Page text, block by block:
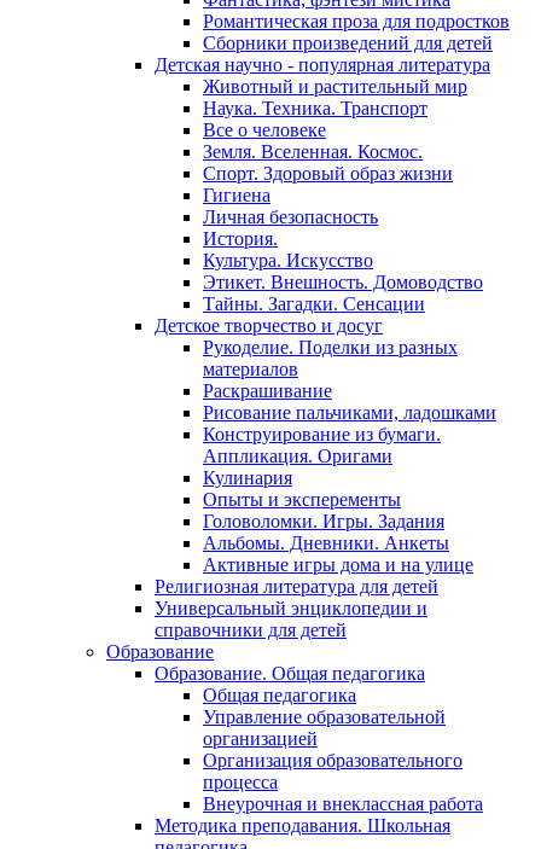
Романтическая проза для подростков
Сборники произведений для детей
Детская научно - популярная литература
Животный и растительный мир
Наука. Техника. Транспорт
Все о человеке
Земля. Вселенная. Космос.
Спорт. Здоровый образ жизни
Гигиена
Личная безопасность
История.
Культура. Искусство
Этикет. Внешность. Домоводство
Тайны. Загадки. Сенсации
Детское творчество и досуг
Рукоделие. Поделки из разных
материалов
Раскрашивание
Рисование пальчиками, ладошками
Конструирование из бумаги.
Аппликация. Оригами
Кулинария
Опыты и эксперементы
Головоломки. Игры. Задания
Альбомы. Дневники. Анкеты
Активные игры дома и на улице
Религиозная литература для детей
Универсальный энциклопедии и
справочники для детей
Образование
Образование. Общая педагогика
Общая педагогика
Управление образовательной
организацией
Организация образовательного
процесса
Внеурочная и внеклассная работа
Методика преподавания. Школьная